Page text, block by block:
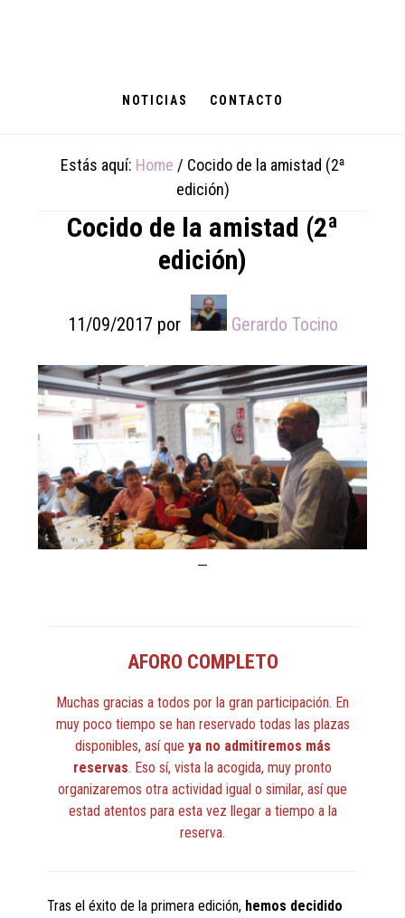
NOTICIAS CONTACTO
Estás aquí: Home / Cocido de la amistad (2ª
edición)
Cocido de la amistad (2ª
edición)
11/09/2017 por Gerardo Tocino
AFORO COMPLETO
Muchas gracias a todos por la gran participación. En
muy poco tiempo se han reservado todas las plazas
disponibles, así que ya no admitiremos más
reservas. Eso sí, vista la acogida, muy pronto
organizaremos otra actividad igual o similar, así que
estad atentos para esta vez llegar a tiempo a la
reserva.
Tras el éxito de la primera edición, hemos decidido